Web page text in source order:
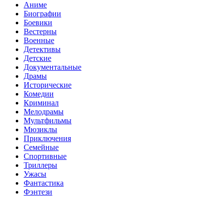
Аниме
Биографии
Боевики
Вестерны
Военные
Детективы
Детские
Документальные
Драмы
Исторические
Комедии
Криминал
Мелодрамы
Мультфильмы
Мюзиклы
Приключения
Семейные
Спортивные
Триллеры
Ужасы
Фантастика
Фэнтези